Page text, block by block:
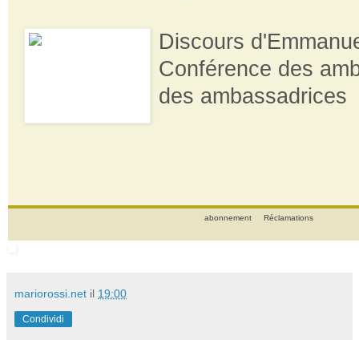
Discours
Conférence des
des ambassadrices
abonnement Réclamations
mariorossi.net il 19:00
Condividi